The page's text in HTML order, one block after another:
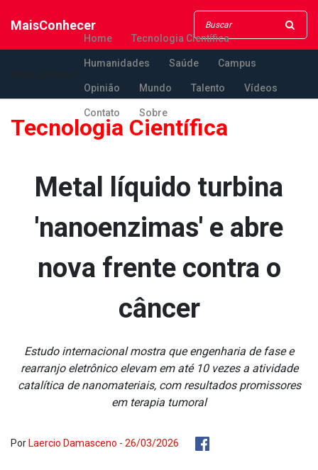
MaisConhecer
Home Tecnologia Científica
Humanidades Saúde Campus
Opinião Mundo Talento Vídeos
Contato Sobre
Tecnologia Científica
Metal líquido turbina
'nanoenzimas' e abre
nova frente contra o
câncer
Estudo internacional mostra que engenharia de fase e
rearranjo eletrônico elevam em até 10 vezes a atividade
catalítica de nanomateriais, com resultados promissores
em terapia tumoral
Por Laercio Damasceno - 26/03/2026